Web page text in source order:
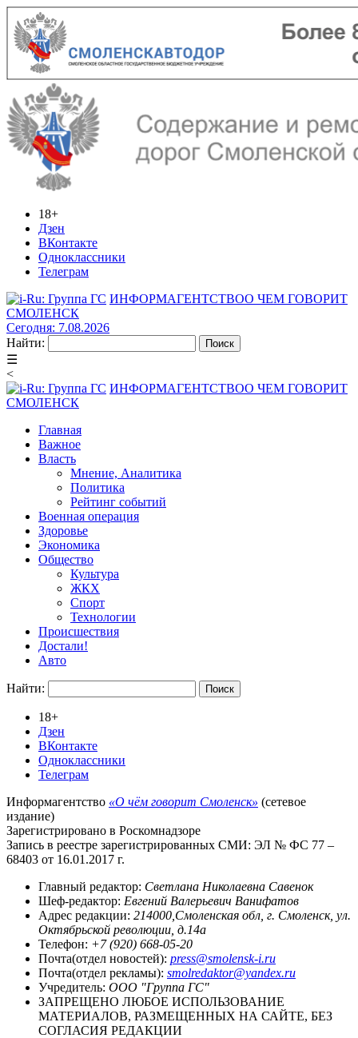
18+
Дзен
ВКонтакте
Одноклассники
Телеграм
ИНФОРМАГЕНТСТВОО ЧЕМ ГОВОРИТ
СМОЛЕНСК
Сегодня: 7.08.2026
Найти:
☰
<
ИНФОРМАГЕНТСТВОО ЧЕМ ГОВОРИТ
СМОЛЕНСК
Главная
Важное
Власть
Мнение, Аналитика
Политика
Рейтинг событий
Военная операция
Здоровье
Экономика
Общество
Культура
ЖКХ
Спорт
Технологии
Происшествия
Достали!
Авто
Найти:
18+
Дзен
ВКонтакте
Одноклассники
Телеграм
Информагентство «О чём говорит Смоленск» (сетевое
издание)
Зарегистрировано в Роскомнадзоре
Запись в реестре зарегистрированных СМИ: ЭЛ № ФС 77 –
68403 от 16.01.2017 г.
Главный редактор: Светлана Николаевна Савенок
Шеф-редактор: Евгений Валерьевич Ванифатов
Адрес редакции: 214000,Смоленская обл, г. Смоленск, ул.
Октябрьской революции, д.14а
Телефон: +7 (920) 668-05-20
Почта(отдел новостей): press@smolensk-i.ru
Почта(отдел рекламы): smolredaktor@yandex.ru
Учредитель: ООО "Группа ГС"
ЗАПРЕЩЕНО ЛЮБОЕ ИСПОЛЬЗОВАНИЕ
МАТЕРИАЛОВ, РАЗМЕЩЕННЫХ НА САЙТЕ, БЕЗ
СОГЛАСИЯ РЕДАКЦИИ